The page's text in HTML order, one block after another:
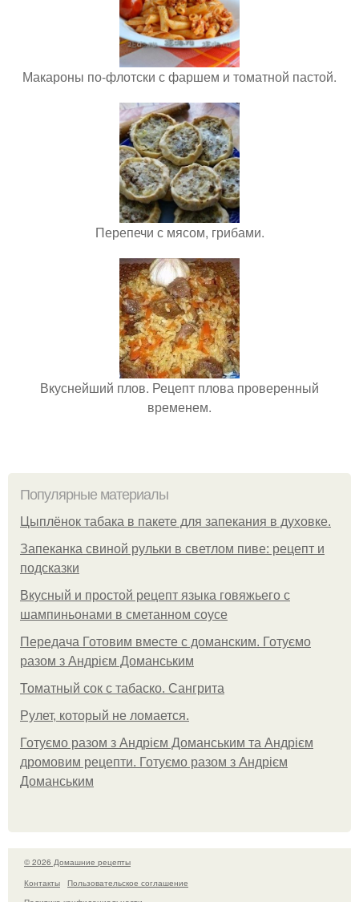
Макароны по-флотски с фаршем и томатной пастой.
Перепечи с мясом, грибами.
Вкуснейший плов. Рецепт плова проверенный
временем.
Популярные материалы
Цыплёнок табака в пакете для запекания в духовке.
Запеканка свиной рульки в светлом пиве: рецепт и
подсказки
Вкусный и простой рецепт языка говяжьего с
шампиньонами в сметанном соусе
Передача Готовим вместе с доманским. Готуємо
разом з Андрієм Доманським
Томатный сок с табаско. Сангрита
Рулет, который не ломается.
Готуємо разом з Андрієм Доманським та Андрієм
дромовим рецепти. Готуємо разом з Андрієм
Доманським
© 2026 Домашние рецепты
Контакты
Пользовательское соглашение